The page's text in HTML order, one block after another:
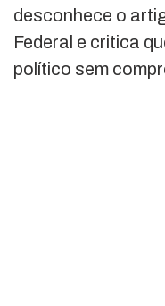
desconhece o
Federal e critica
político sem